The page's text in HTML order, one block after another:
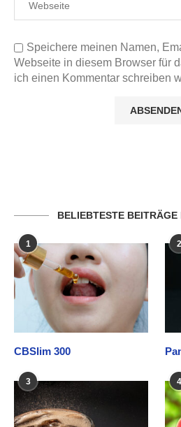
Speichere meinen Namen,
Webseite in diesem Browser für
ich einen Kommentar schreiben
BELIEBTESTE BEITRÄGE
1
CBSlim 300
2
3 4